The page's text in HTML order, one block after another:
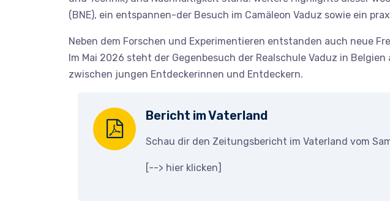
(BNE), ein entspannen-der Besuch im Camäleon Vaduz sowie ein
Neben dem Forschen und Experimentieren entstanden auch neue
Im Mai 2026 steht der Gegenbesuch der Realschule Vaduz in
zwischen jungen Entdeckerinnen und Entdeckern.
Bericht im Vaterland
Schau dir den Zeitungsbericht im Vaterland vom
[--> hier klicken]